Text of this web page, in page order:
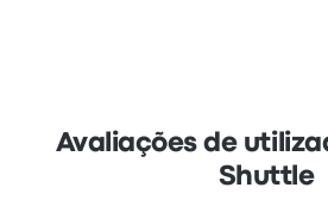
Avaliações de
Shuttle